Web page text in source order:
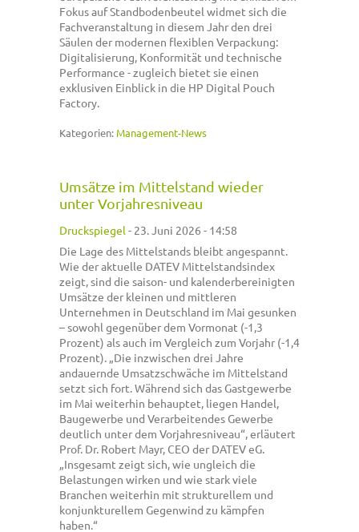
Fokus auf Standbodenbeutel widmet sich die
Fachveranstaltung in diesem Jahr den drei
Säulen der modernen flexiblen Verpackung:
Digitalisierung, Konformität und technische
Performance - zugleich bietet sie einen
exklusiven Einblick in die HP Digital Pouch
Factory.
Kategorien: Management-News
Umsätze im Mittelstand wieder
unter Vorjahresniveau
Druckspiegel - 23. Juni 2026 - 14:58
Die Lage des Mittelstands bleibt angespannt.
Wie der aktuelle DATEV Mittelstandsindex
zeigt, sind die saison- und kalenderbereinigten
Umsätze der kleinen und mittleren
Unternehmen in Deutschland im Mai gesunken
– sowohl gegenüber dem Vormonat (-1,3
Prozent) als auch im Vergleich zum Vorjahr (-1,4
Prozent). „Die inzwischen drei Jahre
andauernde Umsatzschwäche im Mittelstand
setzt sich fort. Während sich das Gastgewerbe
im Mai weiterhin behauptet, liegen Handel,
Baugewerbe und Verarbeitendes Gewerbe
deutlich unter dem Vorjahresniveau“, erläutert
Prof. Dr. Robert Mayr, CEO der DATEV eG.
„Insgesamt zeigt sich, wie ungleich die
Belastungen wirken und wie stark viele
Branchen weiterhin mit strukturellem und
konjunkturellem Gegenwind zu kämpfen
haben.“